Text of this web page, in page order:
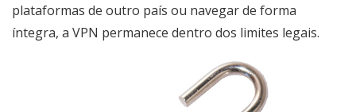
plataformas de outro país ou navegar de forma
íntegra, a VPN permanece dentro dos limites legais.